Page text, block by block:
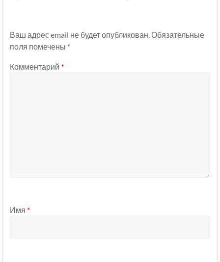
Ваш адрес email не будет опубликован. Обязательные
поля помечены *
Комментарий *
Имя *